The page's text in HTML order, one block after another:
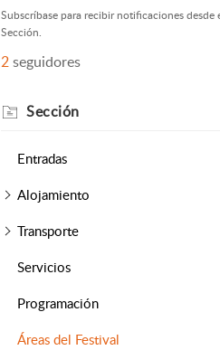
Subscríbase para recibir notificaciones desde
Sección.
2seguidores
Sección
Entradas
Alojamiento
Transporte
Servicios
Programación
Áreas del Festival